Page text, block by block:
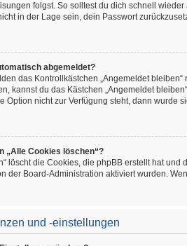
folgst. So solltest du dich schnell
in der Lage sein, dein Passwort
abgemeldet?
das Kontrollkästchen „Angemeldet
kannst du das Kästchen „Angemeldet
Option nicht zur Verfügung steht, dann wurde
„Alle Cookies löschen“?
löscht die Cookies, die phpBB erstellt hat
der Board-Administration aktiviert wurden.
und -einstellungen